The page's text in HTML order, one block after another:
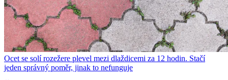
Ocet se solí rozežere plevel mezi dlaždicemi za 12 hodin. Stačí
jeden správný poměr, jinak to nefunguje